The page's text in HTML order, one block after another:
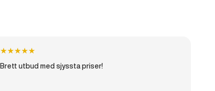
★★★★★
Brett utbud med sjyssta priser!